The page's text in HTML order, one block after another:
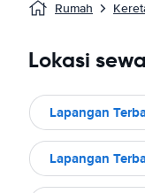
Rumah
Lokasi
Lapangan
Lapangan